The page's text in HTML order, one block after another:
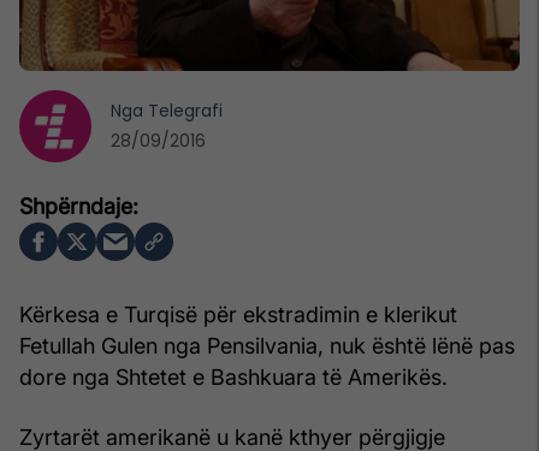
Kërkesa e Turqisë për ekstradimin e klerikut
Fetullah Gulen nga Pensilvania, nuk është lënë pas
dore nga Shtetet e Bashkuara të Amerikës.
Zyrtarët amerikanë u kanë kthyer përgjigje
Nga Telegrafi
28/09/2016